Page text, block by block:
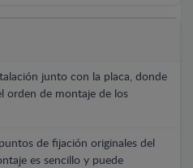
junto con la placa, donde
orden de montaje de los
de fijación originales del
es sencillo y puede